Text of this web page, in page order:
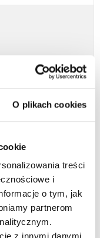
O plikach cookies
treści
i
o tym, jak
partnerom
z innymi danymi
Nature
Development